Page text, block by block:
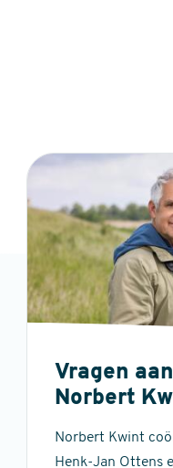
Vragen
Norbert
Norbert Kwint
Henk-Jan Ottens